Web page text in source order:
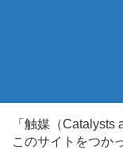
「触媒（
このサイトをつか